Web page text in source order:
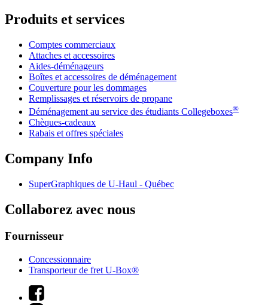
Produits et services
Comptes commerciaux
Attaches et accessoires
Aides-déménageurs
Boîtes et accessoires de déménagement
Couverture pour les dommages
Remplissages et réservoirs de propane
Déménagement au service des étudiants Collegeboxes®
Chèques-cadeaux
Rabais et offres spéciales
Company Info
SuperGraphiques de U-Haul - Québec
Collaborez avec nous
Fournisseur
Concessionnaire
Transporteur de fret U-Box®